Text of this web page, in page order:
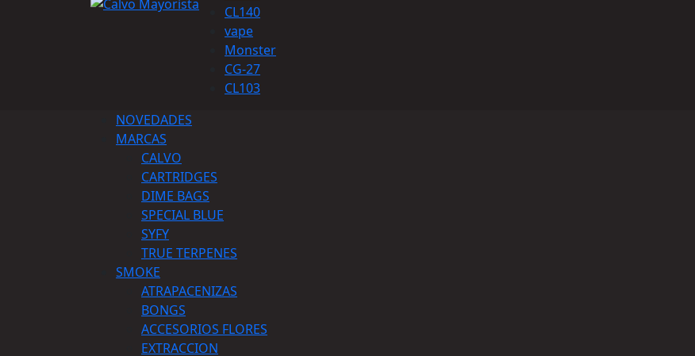
CL140
vape
Monster
CG-27
CL103
NOVEDADES
MARCAS
CALVO
CARTRIDGES
DIME BAGS
SPECIAL BLUE
SYFY
TRUE TERPENES
SMOKE
ATRAPACENIZAS
BONGS
ACCESORIOS FLORES
EXTRACCION